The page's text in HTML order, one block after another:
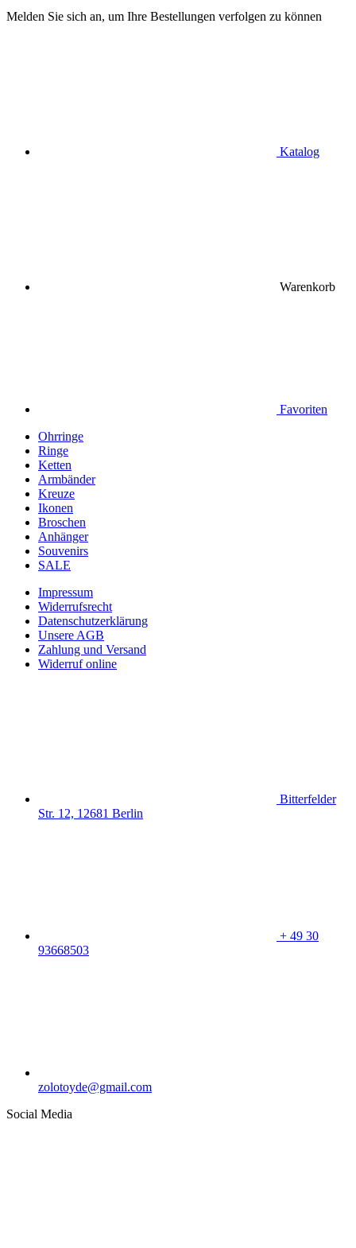
Melden Sie sich an, um Ihre Bestellungen verfolgen zu können
Katalog
Warenkorb
Favoriten
Ohrringe
Ringe
Ketten
Armbänder
Kreuze
Ikonen
Broschen
Anhänger
Souvenirs
SALE
Impressum
Widerrufsrecht
Datenschutzerklärung
Unsere AGB
Zahlung und Versand
Widerruf online
Bitterfelder
Str. 12, 12681 Berlin
+ 49 30
93668503
zolotoyde@gmail.com
Social Media